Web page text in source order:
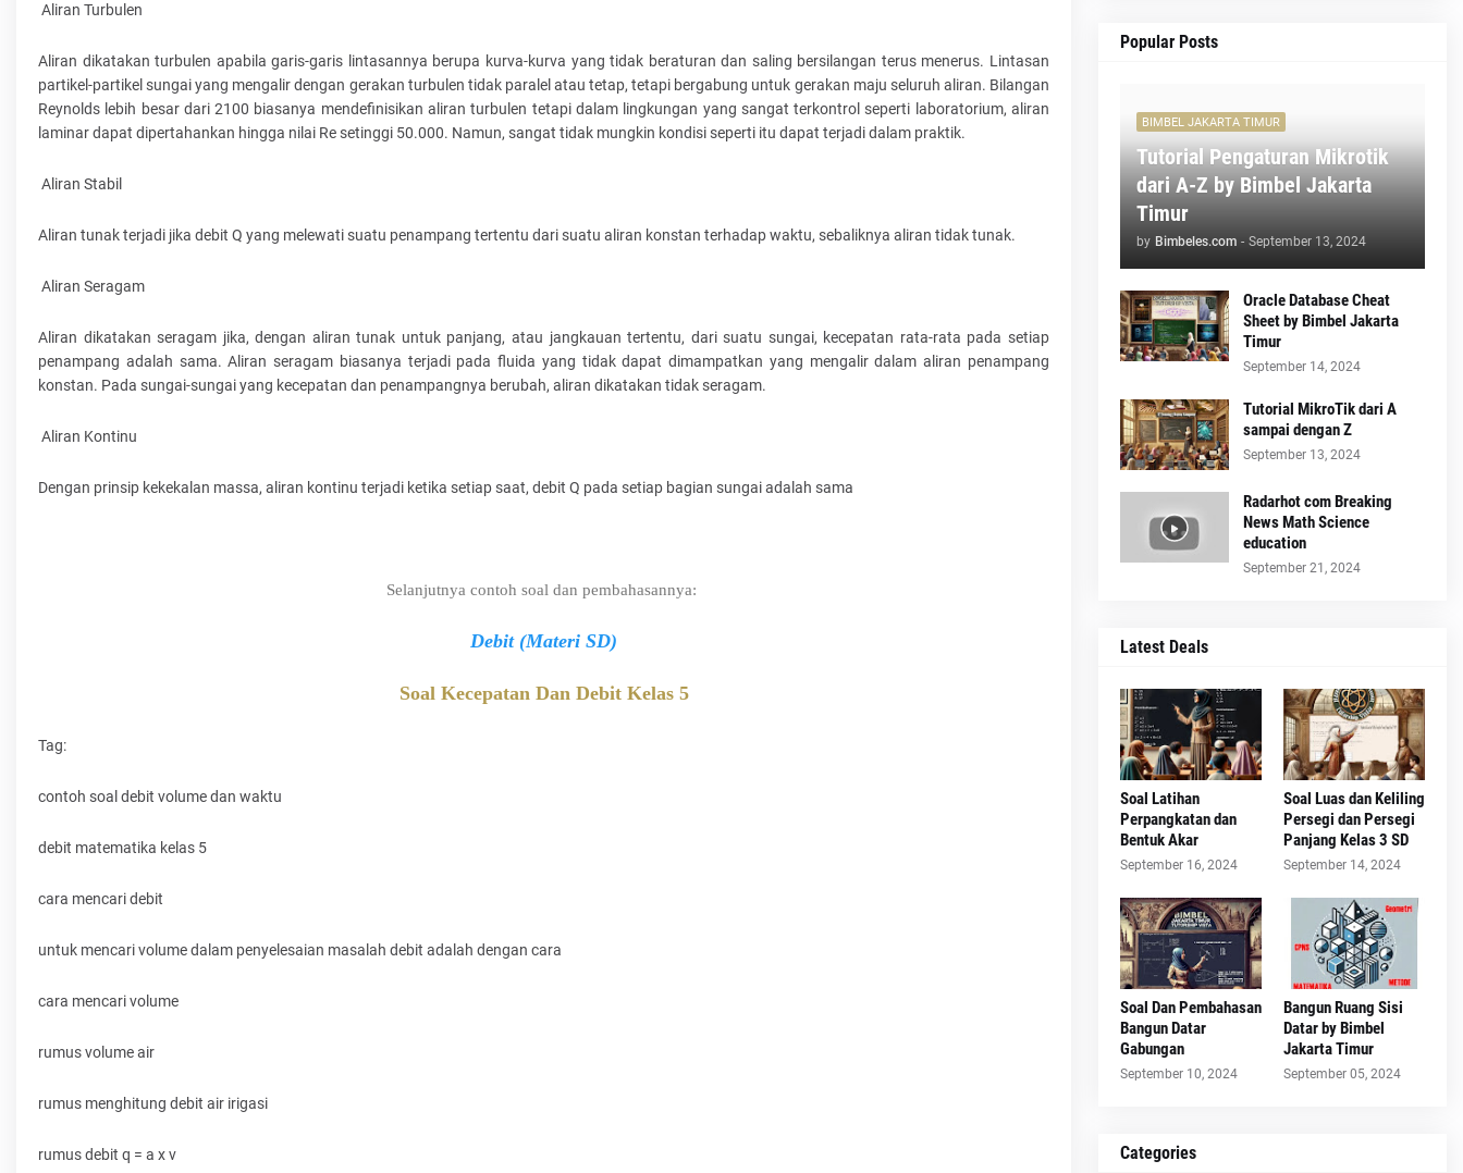
Aliran Turbulen
Aliran dikatakan turbulen apabila garis-garis lintasannya berupa kurva-kurva yang tidak beraturan dan saling bersilangan terus menerus. Lintasan
partikel-partikel sungai yang mengalir dengan gerakan turbulen tidak paralel atau tetap, tetapi bergabung untuk gerakan maju seluruh aliran. Bilangan
Reynolds lebih besar dari 2100 biasanya mendefinisikan aliran turbulen tetapi dalam lingkungan yang sangat terkontrol seperti laboratorium, aliran
laminar dapat dipertahankan hingga nilai Re setinggi 50.000. Namun, sangat tidak mungkin kondisi seperti itu dapat terjadi dalam praktik.
Aliran Stabil
Aliran tunak terjadi jika debit Q yang melewati suatu penampang tertentu dari suatu aliran konstan terhadap waktu, sebaliknya aliran tidak tunak.
Aliran Seragam
Aliran dikatakan seragam jika, dengan aliran tunak untuk panjang, atau jangkauan tertentu, dari suatu sungai, kecepatan rata-rata pada setiap
penampang adalah sama. Aliran seragam biasanya terjadi pada fluida yang tidak dapat dimampatkan yang mengalir dalam aliran penampang
konstan. Pada sungai-sungai yang kecepatan dan penampangnya berubah, aliran dikatakan tidak seragam.
Aliran Kontinu
Dengan prinsip kekekalan massa, aliran kontinu terjadi ketika setiap saat, debit Q pada setiap bagian sungai adalah sama
Selanjutnya contoh soal dan pembahasannya:
Debit (Materi SD)
Soal Kecepatan Dan Debit Kelas 5
Tag:
contoh soal debit volume dan waktu
debit matematika kelas 5
cara mencari debit
untuk mencari volume dalam penyelesaian masalah debit adalah dengan cara
cara mencari volume
rumus volume air
rumus menghitung debit air irigasi
rumus debit q = a x v
Popular Posts
BIMBEL JAKARTA TIMUR
Tutorial Pengaturan Mikrotik
dari A-Z by Bimbel Jakarta
Timur
by Bimbeles.com - September 13, 2024
Oracle Database Cheat
Sheet by Bimbel Jakarta
Timur
September 14, 2024
Tutorial MikroTik dari A
sampai dengan Z
September 13, 2024
Radarhot com Breaking
News Math Science
education
September 21, 2024
Latest Deals
Soal Latihan
Perpangkatan dan
Bentuk Akar
September 16, 2024
Soal Luas dan Keliling
Persegi dan Persegi
Panjang Kelas 3 SD
September 14, 2024
Soal Dan Pembahasan
Bangun Datar
Gabungan
September 10, 2024
Bangun Ruang Sisi
Datar by Bimbel
Jakarta Timur
September 05, 2024
Categories